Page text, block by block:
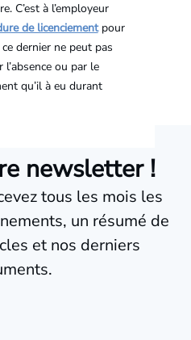
C’est à l’employeur
de licenciementpour
dernier ne peut pas
ou par le
qu’il à eu durant
newsletter !
tous les mois les
un résumé de
et nos derniers